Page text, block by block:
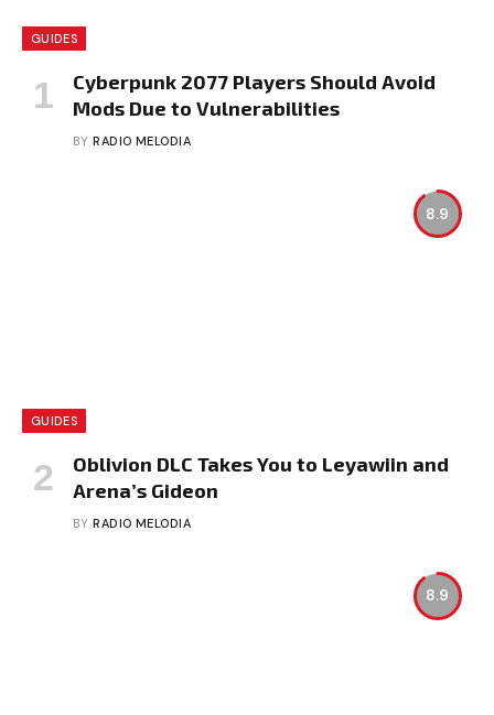
GUIDES
Cyberpunk 2077 Players Should Avoid
Mods Due to Vulnerabilities
BY RADIO MELODIA
8.9
GUIDES
Oblivion DLC Takes You to Leyawiin and
Arena’s Gideon
BY RADIO MELODIA
8.9